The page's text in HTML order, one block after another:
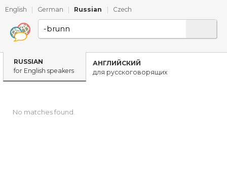
English German Russian Czech
RUSSIAN
for English speakers
АНГЛИЙСКИЙ
для русскоговорящих
No matches found.